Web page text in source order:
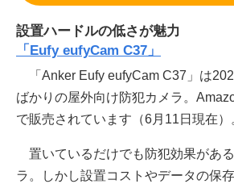
設置ハードルの低さが魅力
「Eufy eufyCam C37」
「Anker Eufy eufyCam C37」は
ばかりの屋外向け防犯カメラ。
で販売されています（6月11日現在）
置いているだけでも防犯効果があ
ラ。しかし設置コストやデータの保